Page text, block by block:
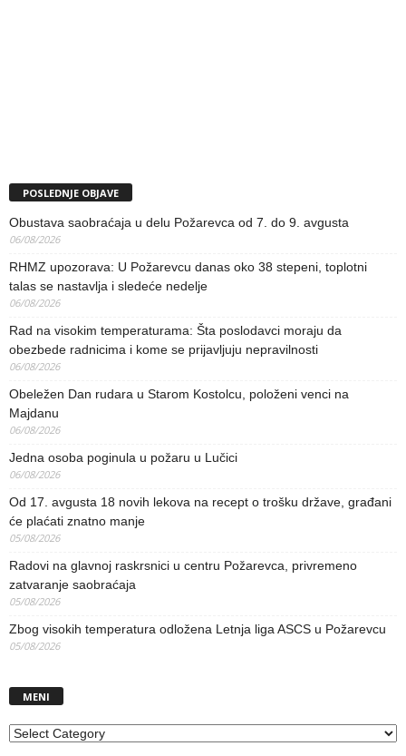
POSLEDNJE OBJAVE
Obustava saobraćaja u delu Požarevca od 7. do 9. avgusta
06/08/2026
RHMZ upozorava: U Požarevcu danas oko 38 stepeni, toplotni
talas se nastavlja i sledeće nedelje
06/08/2026
Rad na visokim temperaturama: Šta poslodavci moraju da
obezbede radnicima i kome se prijavljuju nepravilnosti
06/08/2026
Obeležen Dan rudara u Starom Kostolcu, položeni venci na
Majdanu
06/08/2026
Jedna osoba poginula u požaru u Lučici
06/08/2026
Od 17. avgusta 18 novih lekova na recept o trošku države, građani
će plaćati znatno manje
05/08/2026
Radovi na glavnoj raskrsnici u centru Požarevca, privremeno
zatvaranje saobraćaja
05/08/2026
Zbog visokih temperatura odložena Letnja liga ASCS u Požarevcu
05/08/2026
MENI
MENI